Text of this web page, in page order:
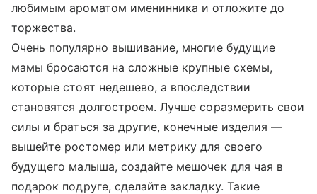
любимым ароматом именинника и отложите до
торжества.
Очень популярно вышивание, многие будущие
мамы бросаются на сложные крупные схемы,
которые стоят недешево, а впоследствии
становятся долгостроем. Лучше соразмерить свои
силы и браться за другие, конечные изделия —
вышейте ростомер или метрику для своего
будущего малыша, создайте мешочек для чая в
подарок подруге, сделайте закладку. Такие